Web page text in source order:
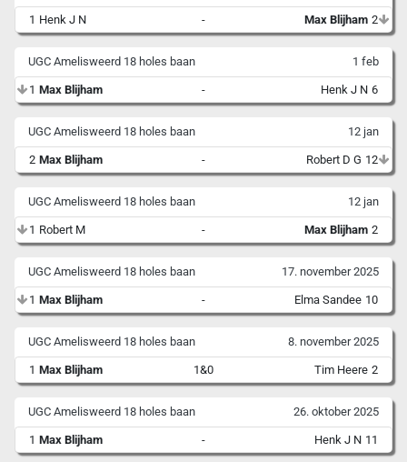
1 Henk J N - Max Blijham 2
UGC Amelisweerd 18 holes baan 1 feb
1 Max Blijham - Henk J N 6
UGC Amelisweerd 18 holes baan 12 jan
2 Max Blijham - Robert D G 12
UGC Amelisweerd 18 holes baan 12 jan
1 Robert M - Max Blijham 2
UGC Amelisweerd 18 holes baan 17. november 2025
1 Max Blijham - Elma Sandee 10
UGC Amelisweerd 18 holes baan 8. november 2025
1 Max Blijham 1&0 Tim Heere 2
UGC Amelisweerd 18 holes baan 26. oktober 2025
1 Max Blijham - Henk J N 11